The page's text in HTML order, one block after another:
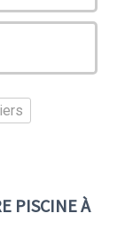
PISCINE À